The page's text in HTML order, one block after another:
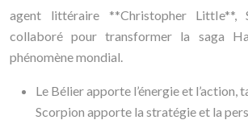
agent littéraire **Christopher Little**,
collaboré pour transformer la saga
phénomène mondial.
Le Bélier apporte l’énergie et l’action,
Scorpion apporte la stratégie et la